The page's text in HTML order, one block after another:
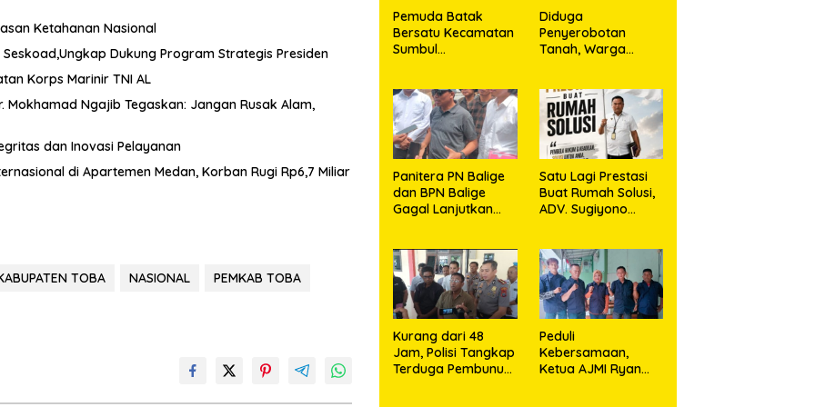
Ketahanan Nasional
Dukung Program Strategis Presiden
Korps Marinir TNI AL
Mokhamad Ngajib Tegaskan: Jangan Rusak Alam,
dan Inovasi Pelayanan
di Apartemen Medan, Korban Rugi Rp6,7 Miliar
TOBA NASIONAL PEMKAB TOBA
Pemuda Batak
Bersatu Kecamatan
Sumbul
Pembersihan
Massal Sambut HUT
Korem 023/KS dan
HUT Ke-81
Kemerdekaan RI
Diduga
Penyerobotan
Tanah, Warga
Memperjuangkan
Hak Kepemilikan
Panitera PN Balige
dan BPN Balige
Gagal Lanjutkan
Sebut Objek Salah
Lokasi
Satu Lagi Prestasi
Buat Rumah Solusi,
ADV. Sugiyono
Kurang dari 48
Jam, Polisi Tangkap
Terduga Pembunuh
Peduli
Kebersamaan,
Ketua AJMI Ryan